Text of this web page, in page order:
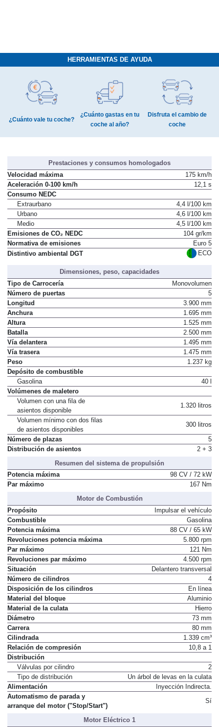
HERRAMIENTAS DE AYUDA
¿Cuánto vale tu coche?
¿Cuánto gastas en tu
coche al año?
Disfruta el cambio de
coche
Prestaciones y consumos homologados
Velocidad máxima
175 km/h
Aceleración 0-100 km/h
12,1 s
Consumo NEDC
Extraurbano
4,4 l/100 km
Urbano
4,6 l/100 km
Medio
4,5 l/100 km
Emisiones de CO₂ NEDC
104 gr/km
Normativa de emisiones
Euro 5
Distintivo ambiental DGT
ECO
Dimensiones, peso, capacidades
Tipo de Carrocería
Monovolumen
Número de puertas
5
Longitud
3.900 mm
Anchura
1.695 mm
Altura
1.525 mm
Batalla
2.500 mm
Vía delantera
1.495 mm
Vía trasera
1.475 mm
Peso
1.237 kg
Depósito de combustible
Gasolina
40 l
Volúmenes de maletero
Volumen con una fila de
asientos disponible
1.320 litros
Volumen mínimo con dos filas
de asientos disponibles
300 litros
Número de plazas
5
Distribución de asientos
2 + 3
Resumen del sistema de propulsión
Potencia máxima
98 CV / 72 kW
Par máximo
167 Nm
Motor de Combustión
Propósito
Impulsar el vehículo
Combustible
Gasolina
Potencia máxima
88 CV / 65 kW
Revoluciones potencia máxima
5.800 rpm
Par máximo
121 Nm
Revoluciones par máximo
4.500 rpm
Situación
Delantero transversal
Número de cilindros
4
Disposición de los cilindros
En línea
Material del bloque
Aluminio
Material de la culata
Hierro
Diámetro
73 mm
Carrera
80 mm
Cilindrada
1.339 cm³
Relación de compresión
10,8 a 1
Distribución
Válvulas por cilindro
2
Tipo de distribución
Un árbol de levas en la culata
Alimentación
Inyección Indirecta.
Automatismo de parada y
arranque del motor ("Stop/Start")
Sí
Motor Eléctrico 1